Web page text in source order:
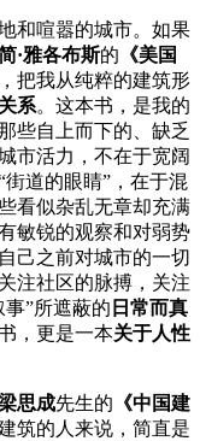
和喧嚣的城市。如果
·雅各布斯的 《美国
把我从纯粹的建筑形
系。这本书，是我的
些自上而下的、缺乏
市活力，不在于宽阔
道的眼睛”，在于混
看似杂乱无章却充满
敏锐的观察和对弱势
己之前对城市的一切
注社区的脉搏，关注
”所遮蔽的 日常而真
，更是一本关于人性
思成先生的 《中国建
筑的人来说，简直是